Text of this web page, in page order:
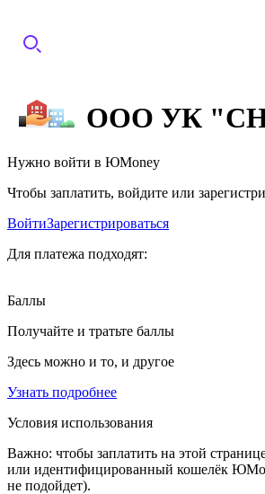
ООО УК
Нужно войти в ЮMoney
Чтобы заплатить, войдите или
ВойтиЗарегистрироваться
Для платежа подходят:
Баллы
Получайте и тратьте баллы
Здесь можно и то, и другое
Узнать подробнее
Условия использования
Важно: чтобы заплатить на этой
или идентифицированный кошелёк
не подойдет).